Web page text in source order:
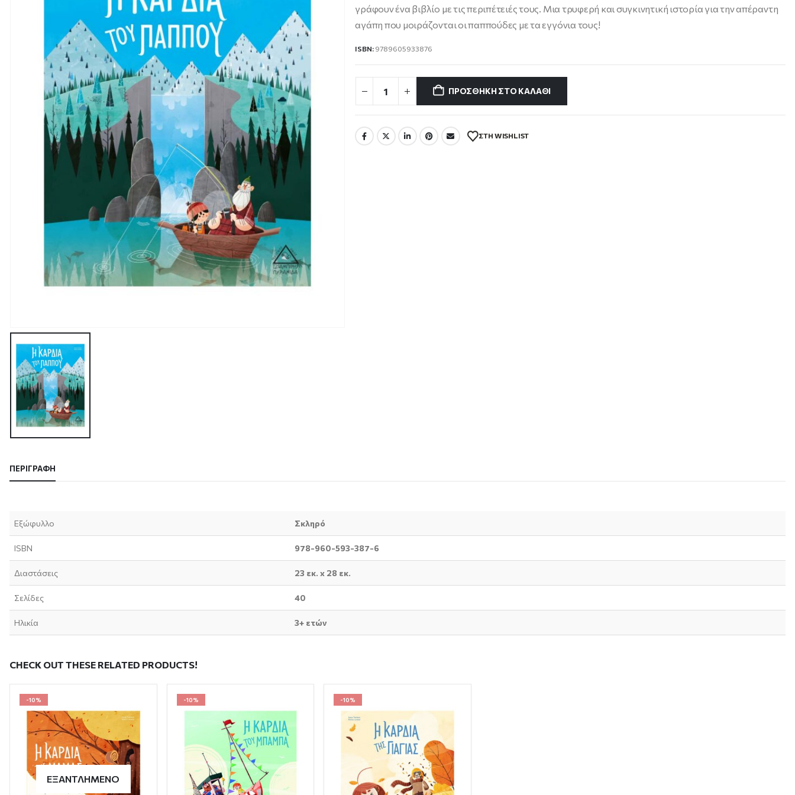
11.45 €.
γράφουν ένα βιβλίο με τις περιπέτειές τους. Μια τρυφερή και συγκινητική ιστορία για την απέραντη
αγάπη που μοιράζονται οι παππούδες με τα εγγόνια τους!
ISBN: 9789605933876
ΠΡΟΣΘΉΚΗ ΣΤΟ ΚΑΛΆΘΙ
ΣΤΗ WISHLIST
ΠΕΡΙΓΡΑΦΉ
Εξώφυλλο Σκληρό
ISBN 978-960-593-387-6
Διαστάσεις 23 εκ. x 28 εκ.
Σελίδες 40
Ηλικία 3+ ετών
CHECK OUT THESE RELATED PRODUCTS!
-10%
ΕΞΑΝΤΛΗΜΈΝΟ
-10% -10%